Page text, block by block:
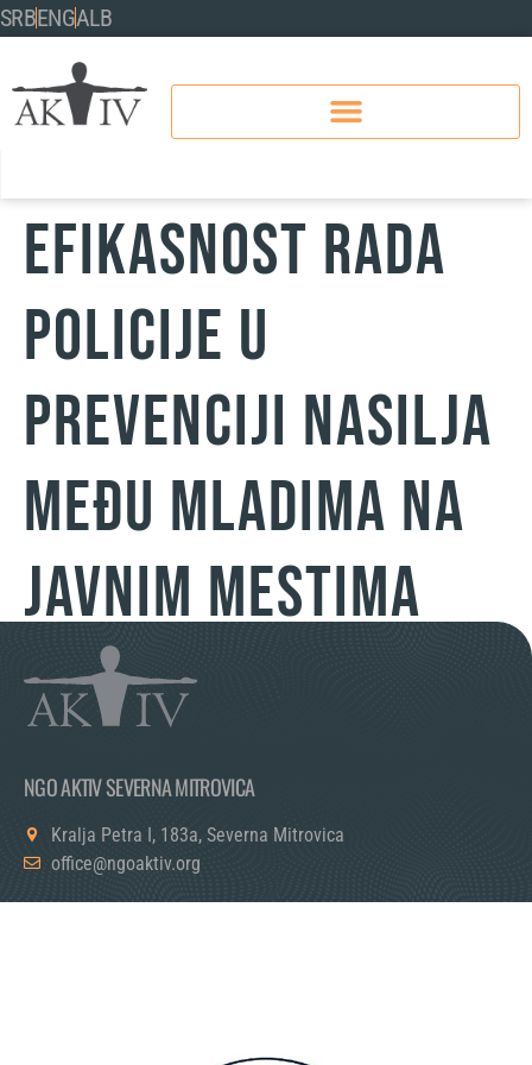
SRBENGALB
EFIKASNOST RADA
POLICIJE U
PREVENCIJI NASILJA
MEĐU MLADIMA NA
JAVNIM MESTIMA
NGO AKTIV SEVERNA MITROVICA
Kralja Petra I, 183a, Severna Mitrovica
office@ngoaktiv.org